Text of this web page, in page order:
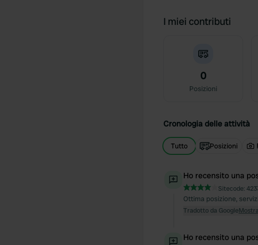
I miei contributi
0
Posizioni
Cronologia delle attività
Tutto Posizioni
Ho recensito una
Sitecode:
Ottima posizione,
Tradotto da Google
Ho recensito una